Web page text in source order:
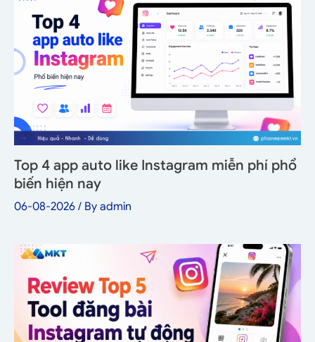
Top 4 app auto like Instagram miễn phí phổ
biến hiện nay
06-08-2026 / By admin